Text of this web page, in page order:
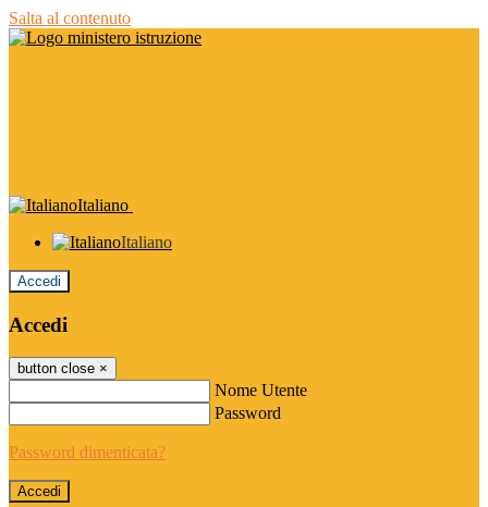
Salta al contenuto
Italiano
Italiano
Accedi
Accedi
button close ×
Nome Utente
Password
Password dimenticata?